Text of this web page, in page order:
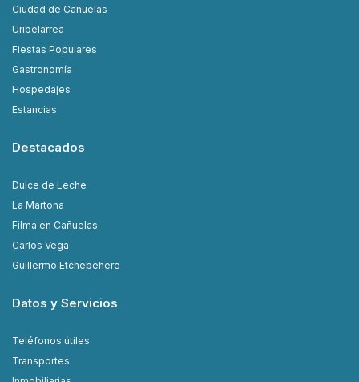
Ciudad de Cañuelas
Uribelarrea
Fiestas Populares
Gastronomía
Hospedajes
Estancias
Destacados
Dulce de Leche
La Martona
Filmá en Cañuelas
Carlos Vega
Guillermo Etchebehere
Datos y Servicios
Teléfonos útiles
Transportes